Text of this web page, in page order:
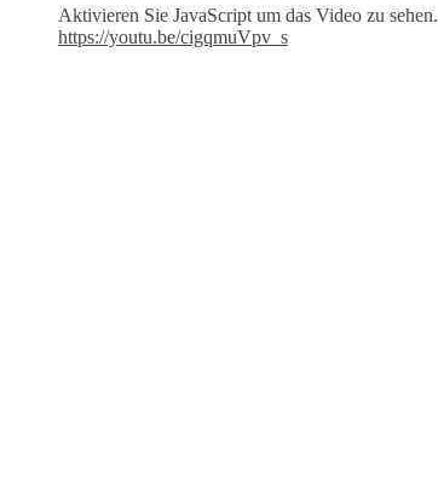
Aktivieren Sie JavaScript um das Video zu sehen.
https://youtu.be/cigqmuVpv_s